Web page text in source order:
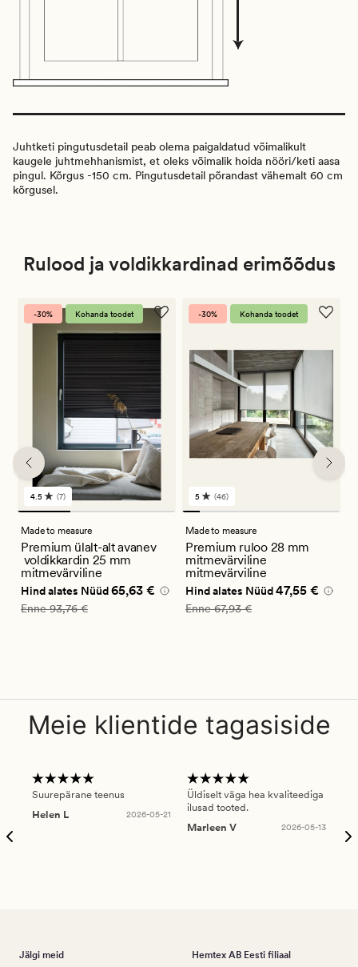
Juhtketi pingutusdetail peab olema paigaldatud võimalikult
kaugele juhtmehhanismist, et oleks võimalik hoida nööri/keti aasa
pingul. Kõrgus -150 cm. Pingutusdetail põrandast vähemalt 60 cm
kõrgusel.
Rulood ja voldikkardinad erimõõdus
-30% Kohanda toodet
7
arvustust
keskmise
hinnanguga
4.5
4.5 (7)
Made to measure
Premium ülalt-alt avanev
voldikkardin 25 mm
mitmevärviline
Nåværende pris_ee 65,63 €
Hind alates Nüüd65,63 €
Vanlig pris_ee
Enne93,76 €
-30% Kohanda toodet
46
arvustust
keskmise
hinnanguga
5
5 (46)
Made to measure
Premium ruloo 28 mm
mitmevärviline
mitmevärviline
Nåværende pris_ee 47,55 €
Hind alates Nüüd47,55 €
Vanlig pris_ee
Enne67,93 €
Meie klientide tagasiside
Suurepärane teenus
Helen L
2026-05-21
Üldiselt väga hea kvaliteediga
ilusad tooted.
Marleen V
2026-05-13
Jälgi meid Hemtex AB Eesti filiaal